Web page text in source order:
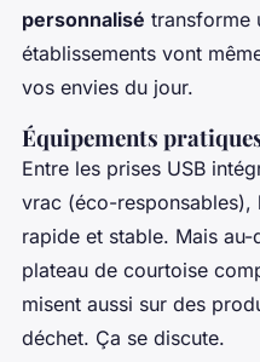
personnalisé transforme
établissements vont
vos envies du jour.
Équipements
Entre les prises USB
vrac (éco-
rapide et stable. Mais au-
plateau de courtoise
misent aussi sur des
déchet. Ça se discute.